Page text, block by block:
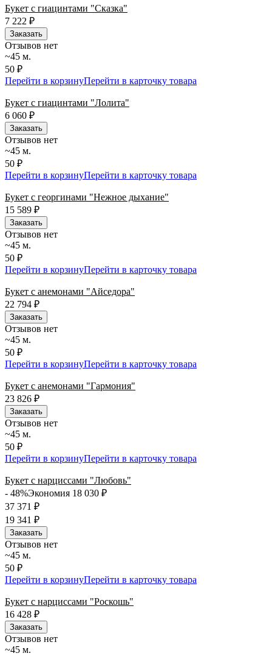
Букет с гиацинтами "Сказка"
7 222 ₽
Заказать
Отзывов нет
~45 м.
50 ₽
Перейти в корзинуПерейти в карточку товара
Букет с гиацинтами "Лолита"
6 060 ₽
Заказать
Отзывов нет
~45 м.
50 ₽
Перейти в корзинуПерейти в карточку товара
Букет с георгинами "Нежное дыхание"
15 589 ₽
Заказать
Отзывов нет
~45 м.
50 ₽
Перейти в корзинуПерейти в карточку товара
Букет с анемонами "Айседора"
22 794 ₽
Заказать
Отзывов нет
~45 м.
50 ₽
Перейти в корзинуПерейти в карточку товара
Букет с анемонами "Гармония"
23 826 ₽
Заказать
Отзывов нет
~45 м.
50 ₽
Перейти в корзинуПерейти в карточку товара
Букет с нарциссами "Любовь"
- 48%Экономия 18 030 ₽
37 371 ₽
19 341 ₽
Заказать
Отзывов нет
~45 м.
50 ₽
Перейти в корзинуПерейти в карточку товара
Букет с нарциссами "Роскошь"
16 428 ₽
Заказать
Отзывов нет
~45 м.